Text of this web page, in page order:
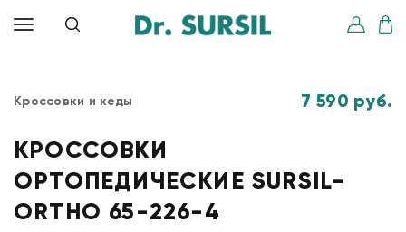
Кроссовки и кеды 7 590 руб.
КРОССОВКИ
ОРТОПЕДИЧЕСКИЕ SURSIL-
ORTHO 65-226-4